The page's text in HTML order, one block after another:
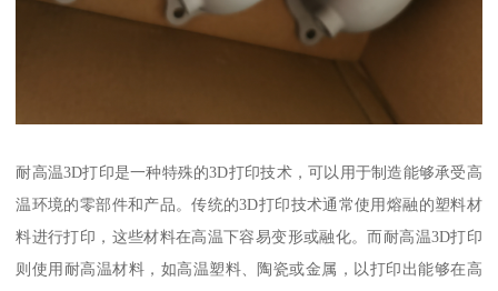
耐高温3D打印是一种特殊的3D打印技术，可以用于制造能够承受高
温环境的零部件和产品。传统的3D打印技术通常使用熔融的塑料材
料进行打印，这些材料在高温下容易变形或融化。而耐高温3D打印
则使用耐高温材料，如高温塑料、陶瓷或金属，以打印出能够在高